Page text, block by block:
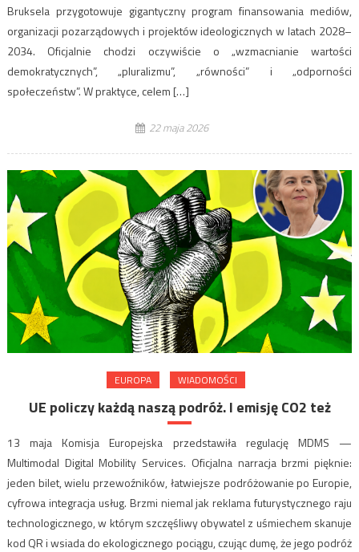
Bruksela przygotowuje gigantyczny program finansowania mediów,
organizacji pozarządowych i projektów ideologicznych w latach 2028–
2034. Oficjalnie chodzi oczywiście o „wzmacnianie wartości
demokratycznych”, „pluralizmu”, „równości” i „odporności
społeczeństw”. W praktyce, celem […]
22 maja 2026
EUROPA WIADOMOŚCI
UE policzy każdą naszą podróż. I emisję CO2 też
13 maja Komisja Europejska przedstawiła regulację MDMS —
Multimodal Digital Mobility Services. Oficjalna narracja brzmi pięknie:
jeden bilet, wielu przewoźników, łatwiejsze podróżowanie po Europie,
cyfrowa integracja usług. Brzmi niemal jak reklama futurystycznego raju
technologicznego, w którym szczęśliwy obywatel z uśmiechem skanuje
kod QR i wsiada do ekologicznego pociągu, czując dumę, że jego podróż